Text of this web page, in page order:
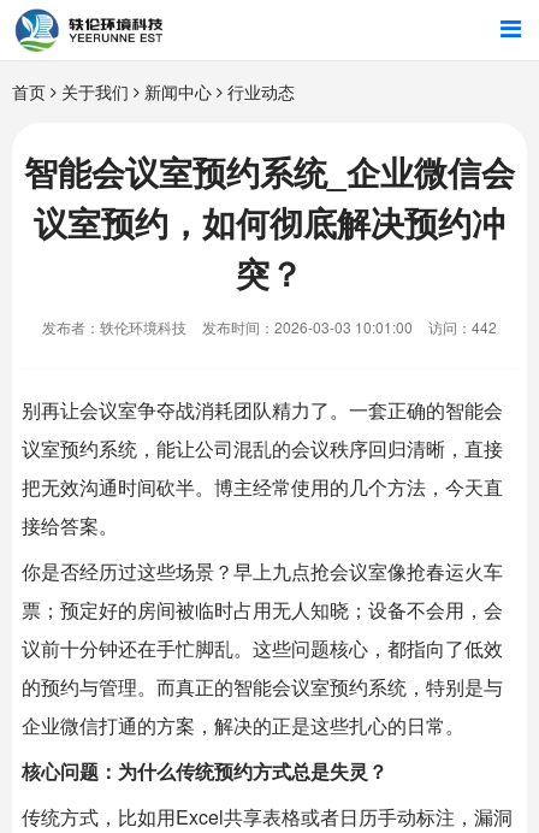
首页
行业解决方案
智能硬件
关于我们
首页 关于我们 新闻中心 行业动态
智能会议室预约系统_企业微信会
议室预约，如何彻底解决预约冲
突？
发布者：轶伦环境科技 发布时间：2026-03-03 10:01:00 访问：442
别再让会议室争夺战消耗团队精力了。一套正确的智能会
议室预约系统，能让公司混乱的会议秩序回归清晰，直接
把无效沟通时间砍半。博主经常使用的几个方法，今天直
接给答案。
你是否经历过这些场景？早上九点抢会议室像抢春运火车
票；预定好的房间被临时占用无人知晓；设备不会用，会
议前十分钟还在手忙脚乱。这些问题核心，都指向了低效
的预约与管理。而真正的智能会议室预约系统，特别是与
企业微信打通的方案，解决的正是这些扎心的日常。
核心问题：为什么传统预约方式总是失灵？
传统方式，比如用Excel共享表格或者日历手动标注，漏洞